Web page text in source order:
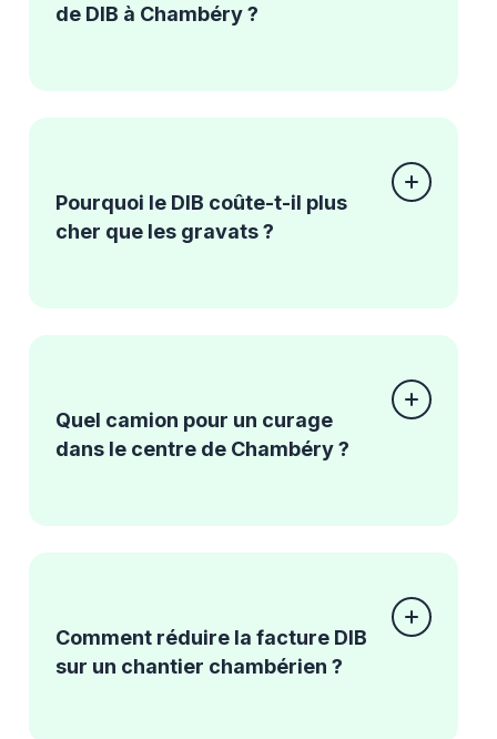
de DIB à Chambéry ?
Pourquoi le DIB coûte-t-il plus
cher que les gravats ?
Quel camion pour un curage
dans le centre de Chambéry ?
Comment réduire la facture DIB
sur un chantier chambérien ?